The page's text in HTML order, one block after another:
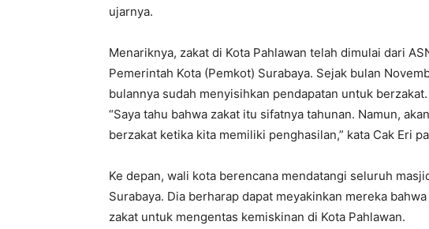
ujarnya.
Menariknya, zakat di Kota Pahlawan telah dimulai dari
Pemerintah Kota (Pemkot) Surabaya. Sejak bulan
bulannya sudah menyisihkan pendapatan untuk berzakat.
“Saya tahu bahwa zakat itu sifatnya tahunan. Namun,
berzakat ketika kita memiliki penghasilan,” kata Cak Eri
Ke depan, wali kota berencana mendatangi seluruh
Surabaya. Dia berharap dapat meyakinkan mereka
zakat untuk mengentas kemiskinan di Kota Pahlawan.